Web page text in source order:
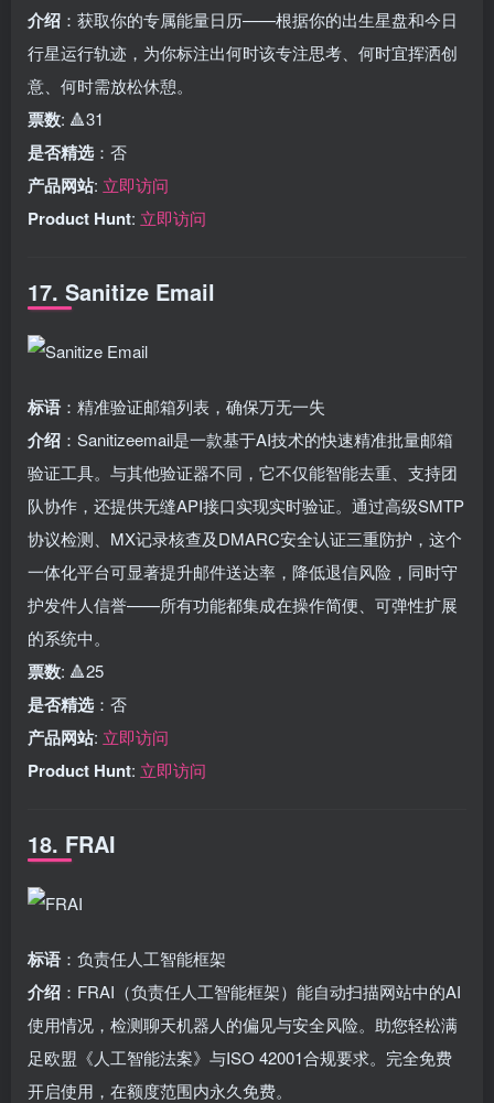
介绍 ：获取你的专属能量日历——根据你的出生星盘和今日
行星运行轨迹，为你标注出何时该专注思考、何时宜挥洒创
意、何时需放松休憩。
票数: 🔺31
是否精选 ：否
产品网站: 立即访问
Product Hunt: 立即访问
17. Sanitize Email
标语 ：精准验证邮箱列表，确保万无一失
介绍 ：Sanitizeemail是一款基于AI技术的快速精准批量邮箱
验证工具。与其他验证器不同，它不仅能智能去重、支持团
队协作，还提供无缝API接口实现实时验证。通过高级SMTP
协议检测、MX记录核查及DMARC安全认证三重防护，这个
一体化平台可显著提升邮件送达率，降低退信风险，同时守
护发件人信誉——所有功能都集成在操作简便、可弹性扩展
的系统中。
票数: 🔺25
是否精选 ：否
产品网站: 立即访问
Product Hunt: 立即访问
18. FRAI
标语 ：负责任人工智能框架
介绍 ：FRAI（负责任人工智能框架）能自动扫描网站中的AI
使用情况，检测聊天机器人的偏见与安全风险。助您轻松满
足欧盟《人工智能法案》与ISO 42001合规要求。完全免费
开启使用，在额度范围内永久免费。